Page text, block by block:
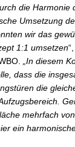
die Harmonie
Umsetzung
wir das
1:1 umsetzen
„In diesem
dass die
die
mehrfach
ein